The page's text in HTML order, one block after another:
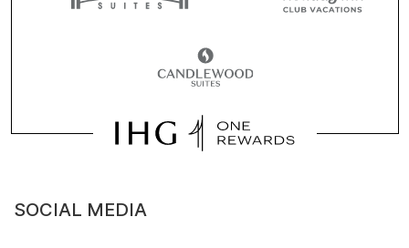
SOCIAL MEDIA